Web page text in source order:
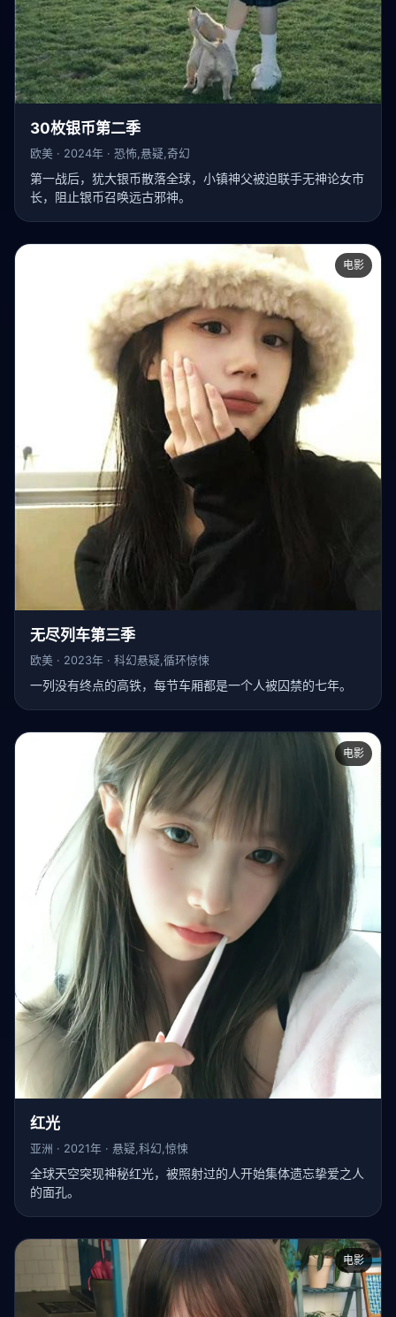
30枚银币第二季
欧美 · 2024年 · 恐怖,悬疑,奇幻
第一战后，犹大银币散落全球，小镇神父被迫联手无神论女市
长，阻止银币召唤远古邪神。
电影
无尽列车第三季
欧美 · 2023年 · 科幻悬疑,循环惊悚
一列没有终点的高铁，每节车厢都是一个人被囚禁的七年。
电影
红光
亚洲 · 2021年 · 悬疑,科幻,惊悚
全球天空突现神秘红光，被照射过的人开始集体遗忘挚爱之人
的面孔。
电影